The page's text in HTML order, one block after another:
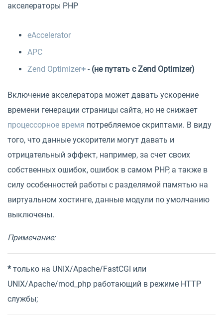
акселераторы PHP
eAccelerator
APC
Zend Optimizer+ - (не путать с Zend Optimizer)
Включение акселератора может давать ускорение
времени генерации страницы сайта, но не снижает
процессорное время потребляемое скриптами. В виду
того, что данные ускорители могут давать и
отрицательный эффект, например, за счет своих
собственных ошибок, ошибок в самом PHP, а также в
силу особенностей работы с разделямой памятью на
виртуальном хостинге, данные модули по умолчанию
выключены.
Примечание:
*только на UNIX/Apache/FastCGI или
UNIX/Apache/mod_php работающий в режиме HTTP
службы;